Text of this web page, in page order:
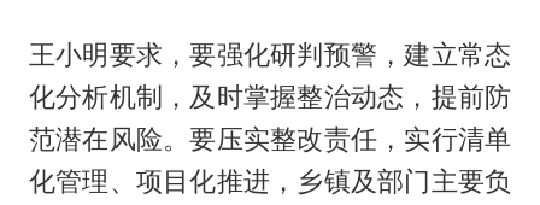
王小明要求，要强化研判预警，建立常态
化分析机制，及时掌握整治动态，提前防
范潜在风险。要压实整改责任，实行清单
化管理、项目化推进，乡镇及部门主要负